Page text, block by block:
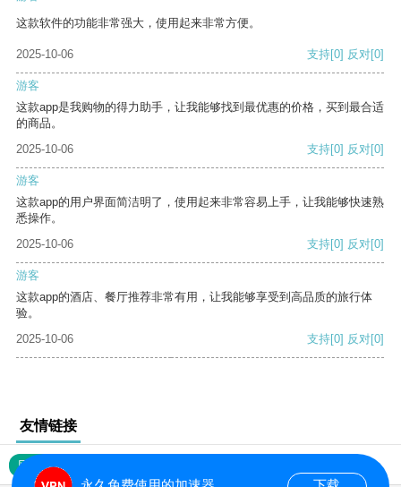
这款软件的功能非常强大，使用起来非常方便。
2025-10-06 支持[0] 反对[0]
游客
这款app是我购物的得力助手，让我能够找到最优惠的价格，买到最合适
的商品。
2025-10-06
支持[0] 反对[0]
游客
这款app的用户界面简洁明了，使用起来非常容易上手，让我能够快速熟
悉操作。
2025-10-06
支持[0] 反对[0]
游客
这款app的酒店、餐厅推荐非常有用，让我能够享受到高品质的旅行体
验。
2025-10-06
支持[0] 反对[0]
友情链接
网站地图